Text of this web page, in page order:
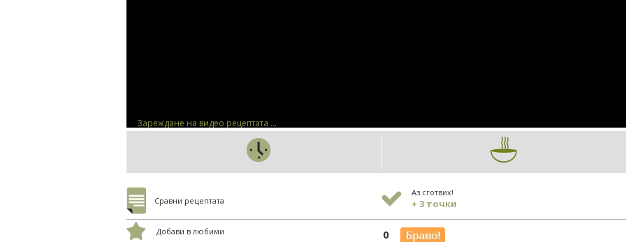
Зареждане на видео рецептата ...
Сравни рецептата
Аз сготвих!
+ 3 точки
Добави в любими 0